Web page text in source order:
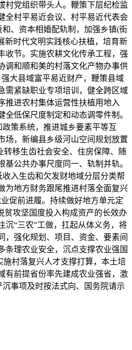
村党组织带头人。鞭策下层纪检监
全村平易近会议、村平易近代表会
、资本相婚配轨制，加强乡镇(街
新时代文明实践核心扶植，培育新
收节。实施农耕文化传承工程，强
调和顺和美的村落文化产物办事供
大县域富平易近财产，鞭策县域
需紧缺职业专项培训，健全跨区域
推进农村集体运营性扶植用地入
低保尺度制定和动态调零件制。
策系统，推进城乡要素平等互
场，新编县乡级河山空间规划放置
转移生齿社会安全、住房保障、随
公共办事尺度同一、轨制并轨。
入生齿和欠发财地域分层分类帮
为地方财务跟尾推进村落全面复兴
促前进履。持续做好地方单元定
贫攻坚国度投入构成资产的长效办
“三农”工做，扛起从体义务，将
，强化规划、项目、资金、要素间
条理农业安全，沉点支撑农业强国
施村落复兴人才支撑打算，本土培
有前提省份率先建成农业强省，激
事项及时按法式向、国务院请示